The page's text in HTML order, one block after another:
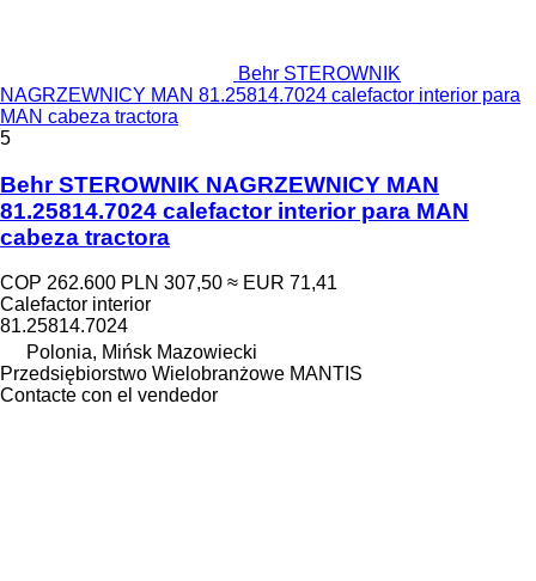
Behr STEROWNIK
NAGRZEWNICY MAN 81.25814.7024 calefactor interior para
MAN cabeza tractora
5
Behr STEROWNIK NAGRZEWNICY MAN
81.25814.7024 calefactor interior para MAN
cabeza tractora
COP 262.600 PLN 307,50 ≈ EUR 71,41
Calefactor interior
81.25814.7024
Polonia, Mińsk Mazowiecki
Przedsiębiorstwo Wielobranżowe MANTIS
Contacte con el vendedor